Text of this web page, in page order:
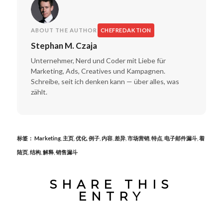
ABOUT THE AUTHOR CHEFREDAKTION
Stephan M. Czaja
Unternehmer, Nerd und Coder mit Liebe für
Marketing, Ads, Creatives und Kampagnen.
Schreibe, seit ich denken kann — über alles, was
zählt.
标签： Marketing, 主页, 优化, 例子, 内容, 差异, 市场营销, 特点, 电子邮件漏斗, 着
陆页, 结构, 解释, 销售漏斗
SHARE THIS
ENTRY